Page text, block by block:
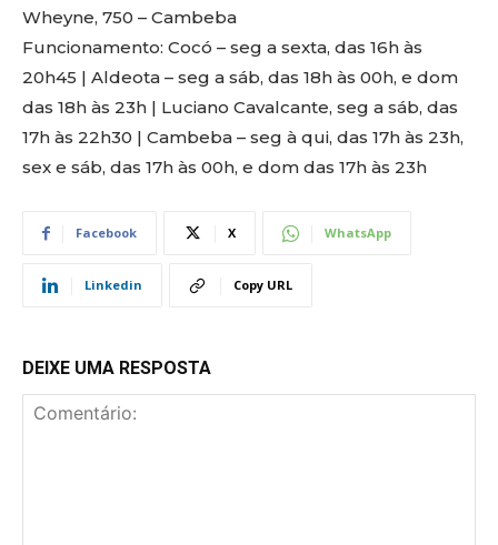
Wheyne, 750 – Cambeba
Funcionamento: Cocó – seg a sexta, das 16h às
20h45 | Aldeota – seg a sáb, das 18h às 00h, e dom
das 18h às 23h | Luciano Cavalcante, seg a sáb, das
17h às 22h30 | Cambeba – seg à qui, das 17h às 23h,
sex e sáb, das 17h às 00h, e dom das 17h às 23h
Facebook X WhatsApp
Linkedin Copy URL
DEIXE UMA RESPOSTA